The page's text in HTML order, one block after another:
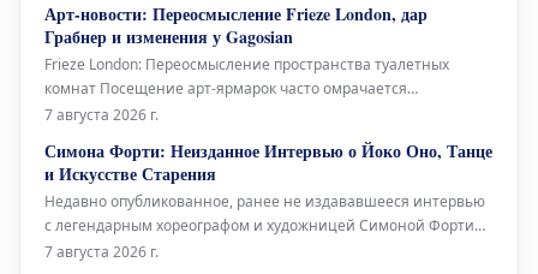
группы по защите культурного наследия активно продвигают
новые меры защиты. Это происходит в то вр
Арт-новости: Переосмысление Frieze London, дар
Грабнер и изменения у Gagosian
Frieze London: Переосмысление пространства туалетных
комнат Посещение арт-ярмарок часто омрачается
состоянием туалетных комнат – будь то унылые биотуалеты в
помещения с одной кабинкой «только для экспонентов».
Возможно, поэтому Fr
7 августа 2026 г.
Симона Форти: Неизданное Интервью о Йоко Оно, Танце
и Искусстве Старения
Недавно опубликованное, ранее не издававшееся интервью
с легендарным хореографом и художницей Симоной Форти
проливает свет на её связи с многогранной иконой Йоко Оно,
7 августа 2026 г.